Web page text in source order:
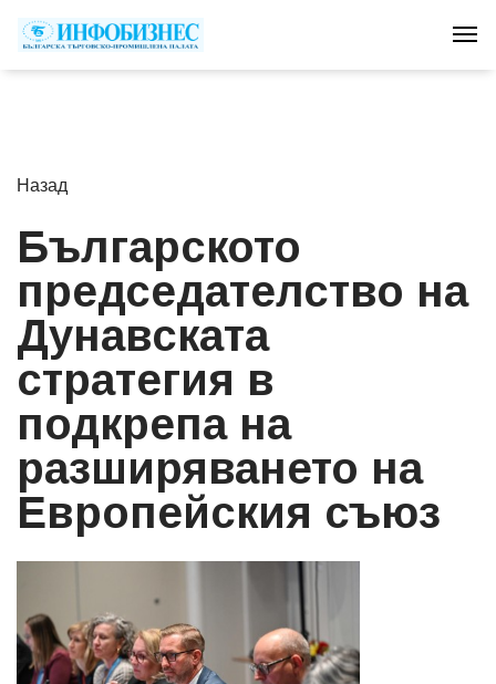
Назад
Българското
председателство на
Дунавската
стратегия в
подкрепа на
разширяването на
Европейския съюз